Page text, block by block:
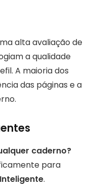
alta avaliação de
a qualidade
A maioria dos
das páginas e a
caderno?
para
.